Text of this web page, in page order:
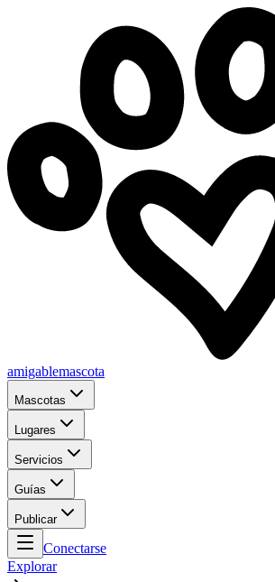
amigablemascota
Mascotas
Lugares
Servicios
Guías
Publicar
Conectarse
Explorar